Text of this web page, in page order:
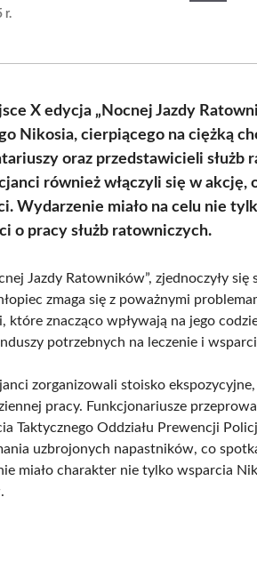
r.
X edycja „Nocnej Jazdy
Nikosia, cierpiącego na ciężką
oraz przedstawicieli służb
również włączyli się w
Wydarzenie miało na celu nie
o pracy służb ratowniczych.
Jazdy Ratowników”, zjednoczyły
zmaga się z poważnymi
które znacząco wpływają na jego
potrzebnych na leczenie i
zorganizowali stoisko
pracy. Funkcjonariusze
Taktycznego Oddziału Prewencji
uzbrojonych napastników, co
miało charakter nie tylko wsparcia